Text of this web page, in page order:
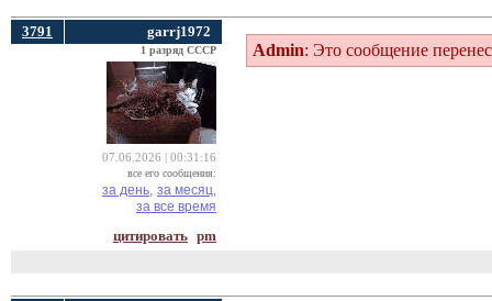
3791 garrj1972
1 разряд СССР
07.06.2026 | 00:31:16
все его сообщения:
за день, за месяц,
за все время
цитировать pm
Admin: Это сообщение